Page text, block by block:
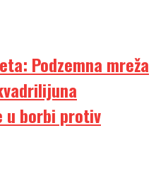
Podzemna mreža
borbi protiv